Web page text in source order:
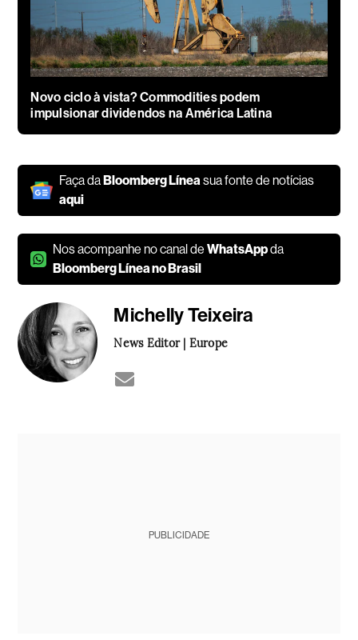
Novo ciclo à vista? Commodities podem
impulsionar dividendos na América Latina
Faça daBloomberg Líneasua fonte de notícias
aqui
Nos acompanhe no canal deWhatsAppda
Bloomberg Línea no Brasil
Michelly Teixeira
News Editor | Europe
PUBLICIDADE